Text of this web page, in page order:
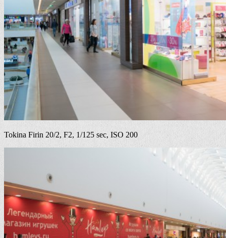
Tokina Firin 20/2, F2, 1/125 sec, ISO 200